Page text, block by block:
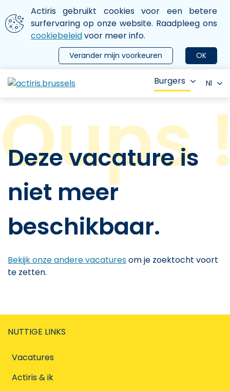
Aller au contenu principal
We gebruiken cookies
Actiris gebruikt cookies voor een betere
surfervaring op onze website. Raadpleeg ons
cookiebeleidvoor meer info.
OK
Verander mijn voorkeuren
le menu
Burgers Nl
Deze vacature is
niet meer
beschikbaar.
Bekijk onze andere vacaturesom je zoektocht voort
te zetten.
NUTTIGE LINKS
Vacatures
Actiris & ik